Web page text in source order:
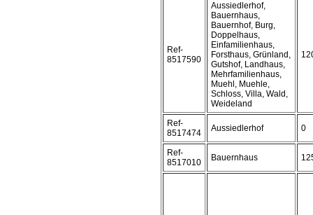
Ref-
8517590
Aussiedlerhof,
Bauernhaus,
Bauernhof, Burg,
Doppelhaus,
Einfamilienhaus,
Forsthaus, Grünland,
Gutshof, Landhaus,
Mehrfamilienhaus,
Muehl, Muehle,
Schloss, Villa, Wald,
Weideland
Ref-
8517474
Aussiedlerhof 0
Ref-
8517010
Bauernhaus